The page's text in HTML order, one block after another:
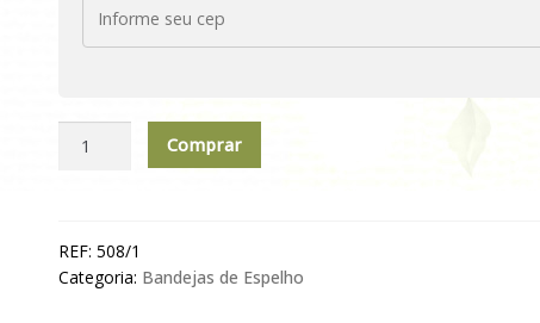
P
(9X17)
Comprar
REF: 508/1
Categoria: Bandejas de Espelho